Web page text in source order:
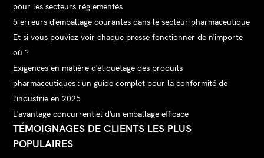
pour les secteurs réglementés
5 erreurs d'emballage courantes dans le secteur pharmaceutique
Et si vous pouviez voir chaque presse fonctionner de n'importe
où ?
Exigences en matière d'étiquetage des produits
pharmaceutiques : un guide complet pour la conformité de
l'industrie en 2025
L'avantage concurrentiel d'un emballage efficace
TÉMOIGNAGES DE CLIENTS LES PLUS
POPULAIRES